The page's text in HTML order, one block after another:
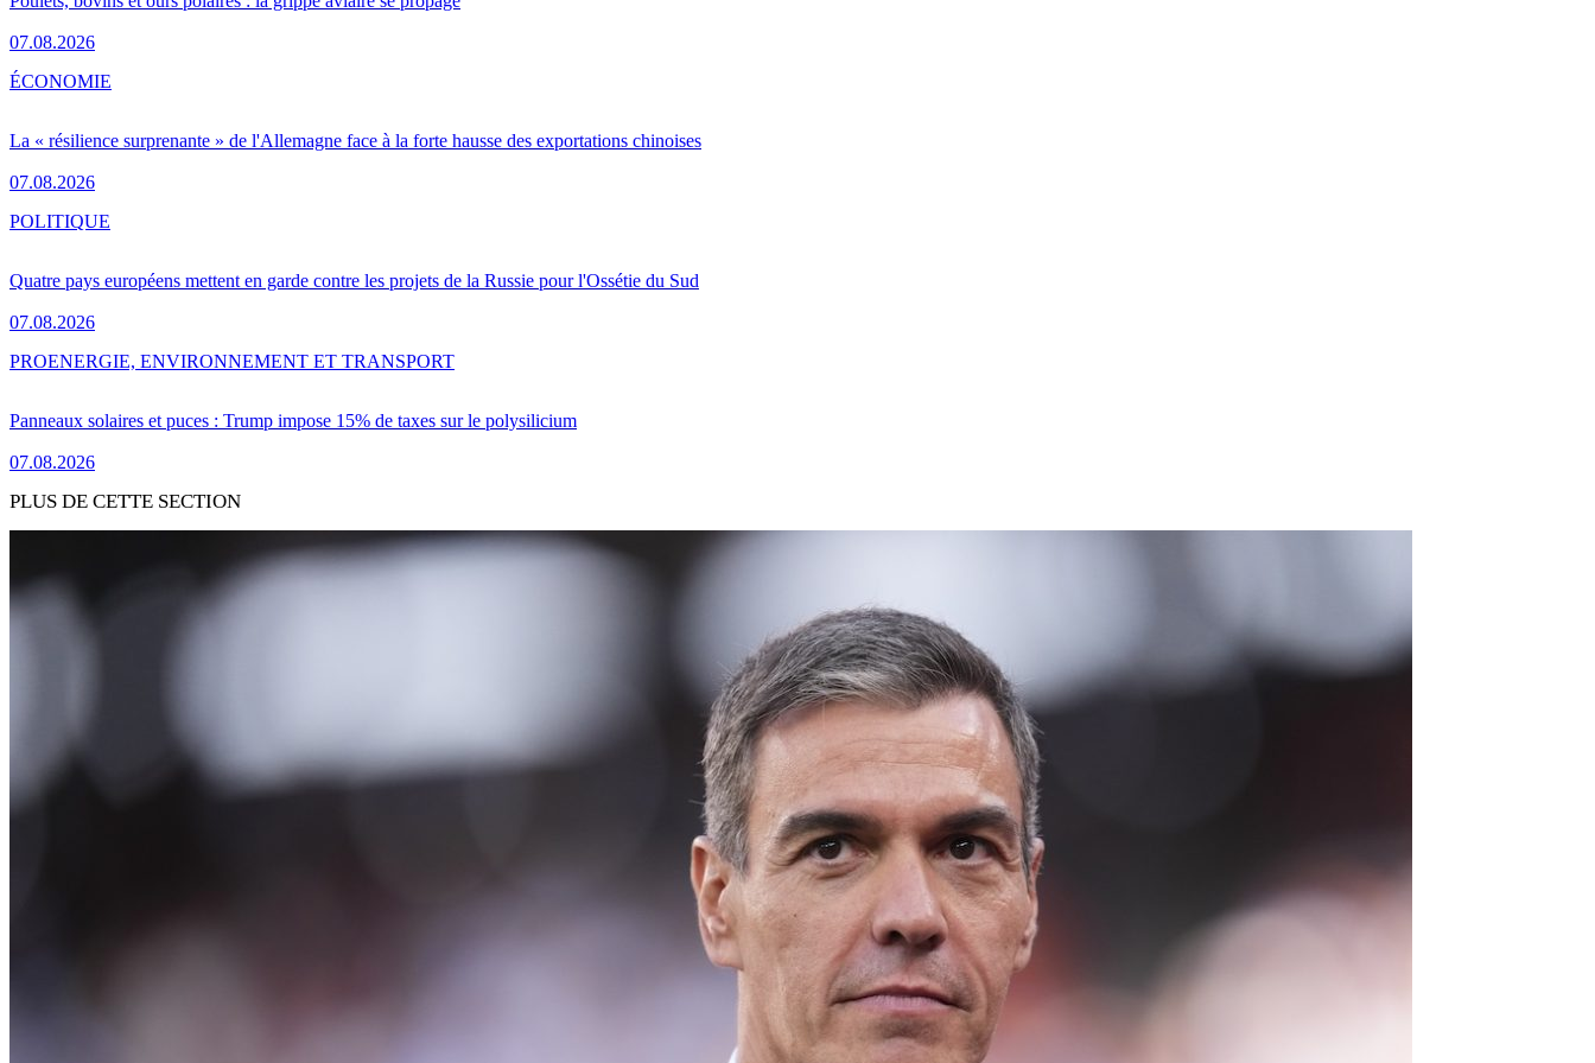
07.08.2026
La « résilience surprenante » de l'Allemagne face à la forte hausse des exportations chinoises
07.08.2026
ÉCONOMIE
Quatre pays européens mettent en garde contre les projets de la Russie pour l'Ossétie du Sud
07.08.2026
POLITIQUE
Panneaux solaires et puces : Trump impose 15% de taxes sur le polysilicium
07.08.2026
PROENERGIE, ENVIRONNEMENT ET TRANSPORT
PLUS DE CETTE SECTION